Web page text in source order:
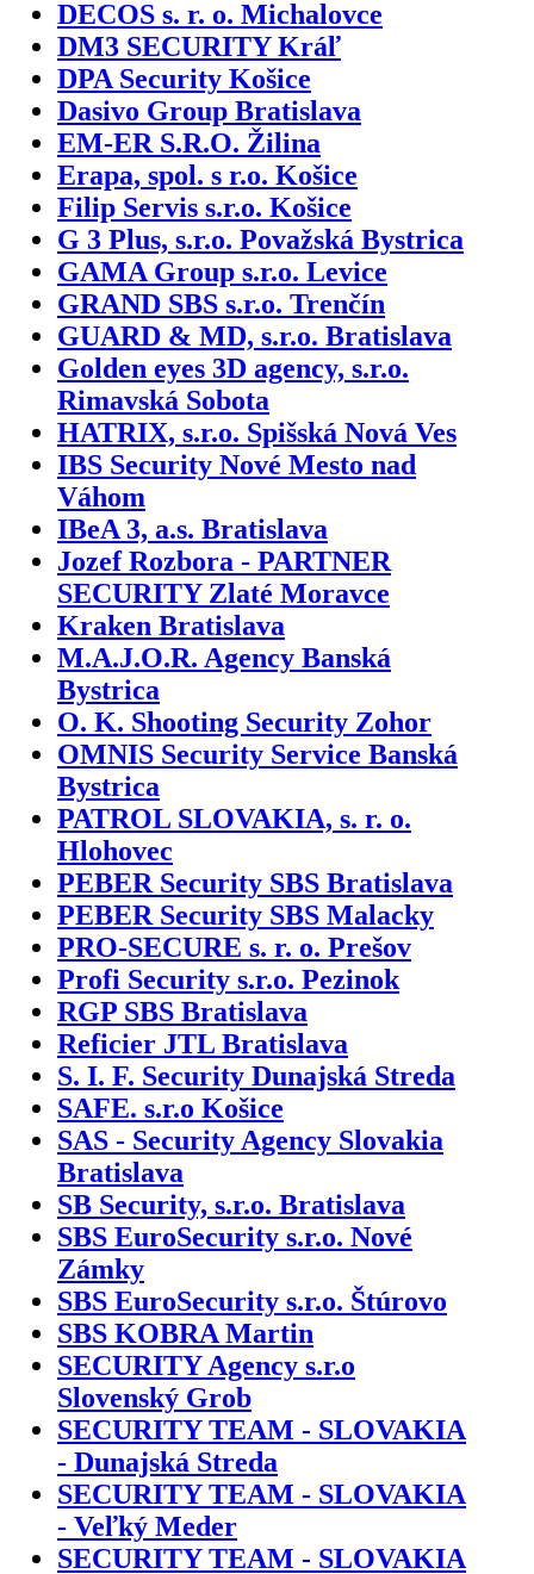
DECOS s. r. o. Michalovce
DM3 SECURITY Kráľ
DPA Security Košice
Dasivo Group Bratislava
EM-ER S.R.O. Žilina
Erapa, spol. s r.o. Košice
Filip Servis s.r.o. Košice
G 3 Plus, s.r.o. Považská Bystrica
GAMA Group s.r.o. Levice
GRAND SBS s.r.o. Trenčín
GUARD & MD, s.r.o. Bratislava
Golden eyes 3D agency, s.r.o.
Rimavská Sobota
HATRIX, s.r.o. Spišská Nová Ves
IBS Security Nové Mesto nad
Váhom
IBeA 3, a.s. Bratislava
Jozef Rozbora - PARTNER
SECURITY Zlaté Moravce
Kraken Bratislava
M.A.J.O.R. Agency Banská
Bystrica
O. K. Shooting Security Zohor
OMNIS Security Service Banská
Bystrica
PATROL SLOVAKIA, s. r. o.
Hlohovec
PEBER Security SBS Bratislava
PEBER Security SBS Malacky
PRO-SECURE s. r. o. Prešov
Profi Security s.r.o. Pezinok
RGP SBS Bratislava
Reficier JTL Bratislava
S. I. F. Security Dunajská Streda
SAFE. s.r.o Košice
SAS - Security Agency Slovakia
Bratislava
SB Security, s.r.o. Bratislava
SBS EuroSecurity s.r.o. Nové
Zámky
SBS EuroSecurity s.r.o. Štúrovo
SBS KOBRA Martin
SECURITY Agency s.r.o
Slovenský Grob
SECURITY TEAM - SLOVAKIA
- Dunajská Streda
SECURITY TEAM - SLOVAKIA
- Veľký Meder
SECURITY TEAM - SLOVAKIA